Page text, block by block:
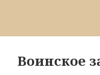
Воинское